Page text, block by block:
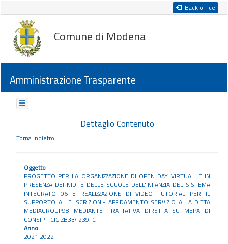
Back office
Comune di Modena
Amministrazione Trasparente
Dettaglio Contenuto
Torna indietro
Oggetto
PROGETTO PER LA ORGANIZZAZIONE DI OPEN DAY VIRTUALI E IN
PRESENZA DEI NIDI E DELLE SCUOLE DELL'INFANZIA DEL SISTEMA
INTEGRATO 06 E REALIZZAZIONE DI VIDEO TUTORIAL PER IL
SUPPORTO ALLE ISCRIZIONI- AFFIDAMENTO SERVIZIO ALLA DITTA
MEDIAGROUP98 MEDIANTE TRATTATIVA DIRETTA SU MEPA DI
CONSIP - CIG ZB334239FC
Anno
2021 2022